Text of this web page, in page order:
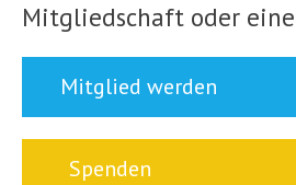
Mitgliedschaft oder
Mitglied werden
Spenden